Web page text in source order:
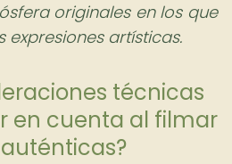
originales en los que
expresiones artísticas.
técnicas
en cuenta al filmar